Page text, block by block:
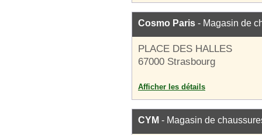
Cosmo Paris - Magasin de
PLACE DES HALLES
67000 Strasbourg
Afficher les détails
CYM - Magasin de